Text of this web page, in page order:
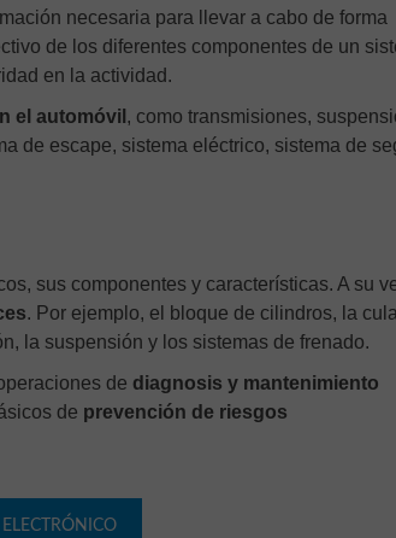
necesaria para llevar a cabo de forma
de los diferentes componentes de un
en la actividad.
el automóvil , como transmisiones,
de escape, sistema eléctrico, sistema de
sus componentes y características. A su
. Por ejemplo, el bloque de cilindros, la
la suspensión y los sistemas de frenado.
de diagnosis y mantenimiento
de prevención de riesgos